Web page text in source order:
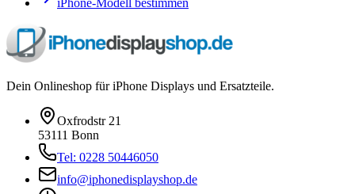
iPhone-Modell bestimmen
Dein Onlineshop für iPhone Displays und Ersatzteile.
Oxfrodstr 21
53111 Bonn
Tel: 0228 50446050
info@iphonedisplayshop.de